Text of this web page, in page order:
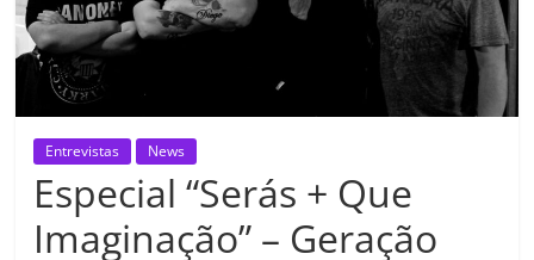
Entrevistas News
Especial “Serás + Que
Imaginação” – Geração